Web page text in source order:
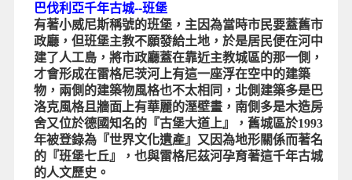
巴伐利亞千年古城--班堡
有著小威尼斯稱號的班堡，主因為當時市民要蓋舊市
政廳，但班堡主教不願發給土地，於是居民便在河中
建了人工島，將市政廳蓋在靠近主教城區的那一側，
才會形成在雷格尼茨河上有這一座浮在空中的建築
物，兩側的建築物風格也不太相同，北側建築多是巴
洛克風格且牆面上有華麗的溼壁畫，南側多是木造房
舍又位於德國知名的『古堡大道上』，舊城區於1993
年被登錄為『世界文化遺產』又因為地形關係而著名
的『班堡七丘』，也與雷格尼茲河孕育著這千年古城
的人文歷史。